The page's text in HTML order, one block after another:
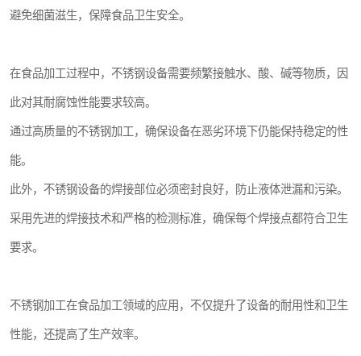
避免细菌滋生，保障食品卫生安全。
在食品加工过程中，不锈钢设备需要频繁接触水、酸、碱等物质，因
此对其耐腐蚀性能要求较高。
通过高质量的不锈钢加工，确保设备在恶劣环境下仍能保持稳定的性
能。
此外，不锈钢设备的焊接部位必须密封良好，防止液体泄漏和污染。
采用先进的焊接技术和严格的检测标准，确保每个焊接点都符合卫生
要求。
不锈钢加工在食品加工领域的应用，不仅提升了设备的耐用性和卫生
性能，还提高了生产效率。